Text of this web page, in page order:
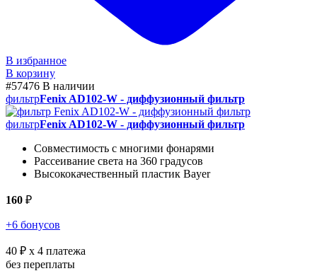
В избранное
В корзину
#57476 В наличии
фильтрFenix AD102-W - диффузионный фильтр
фильтрFenix AD102-W - диффузионный фильтр
Совместимость с многими фонарями
Рассеивание света на 360 градусов
Высококачественный пластик Bayer
160 ₽
+6 бонусов
40 ₽ x 4 платежа
без переплаты